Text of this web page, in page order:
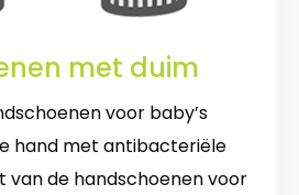
met duim
voor baby’s
hand met antibacteriële
van de handschoenen voor